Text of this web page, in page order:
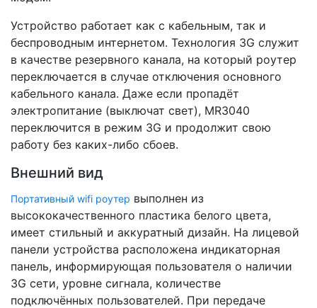
Устройство работает как с кабельным, так и
беспроводным интернетом. Технология 3G служит
в качестве резервного канала, на который роутер
переключается в случае отключения основного
кабельного канала. Даже если пропадёт
электропитание (выключат свет), MR3040
переключится в режим 3G и продолжит свою
работу без каких-либо сбоев.
Внешний вид
Портативный wifi роутер выполнен из
высококачественного пластика белого цвета,
имеет стильный и аккуратный дизайн. На лицевой
панели устройства расположена индикаторная
панель, информирующая пользователя о наличии
3G сети, уровне сигнала, количестве
подключённых пользователей. При передаче